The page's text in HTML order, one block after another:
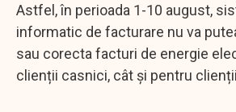
Astfel, în perioada 1-10 august,
informatic de facturare nu va
sau corecta facturi de energie
clienții casnici, cât și pentru